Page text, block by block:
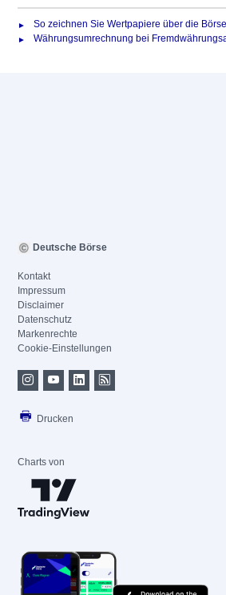
So zeichnen Sie Wertpapiere über die Börse
Währungsumrechnung bei
Deutsche Börse
Kontakt
Impressum
Disclaimer
Datenschutz
Markenrechte
Cookie-Einstellungen
Drucken
Charts von